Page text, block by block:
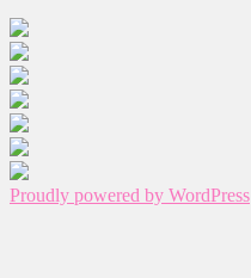
Proudly powered by WordPress